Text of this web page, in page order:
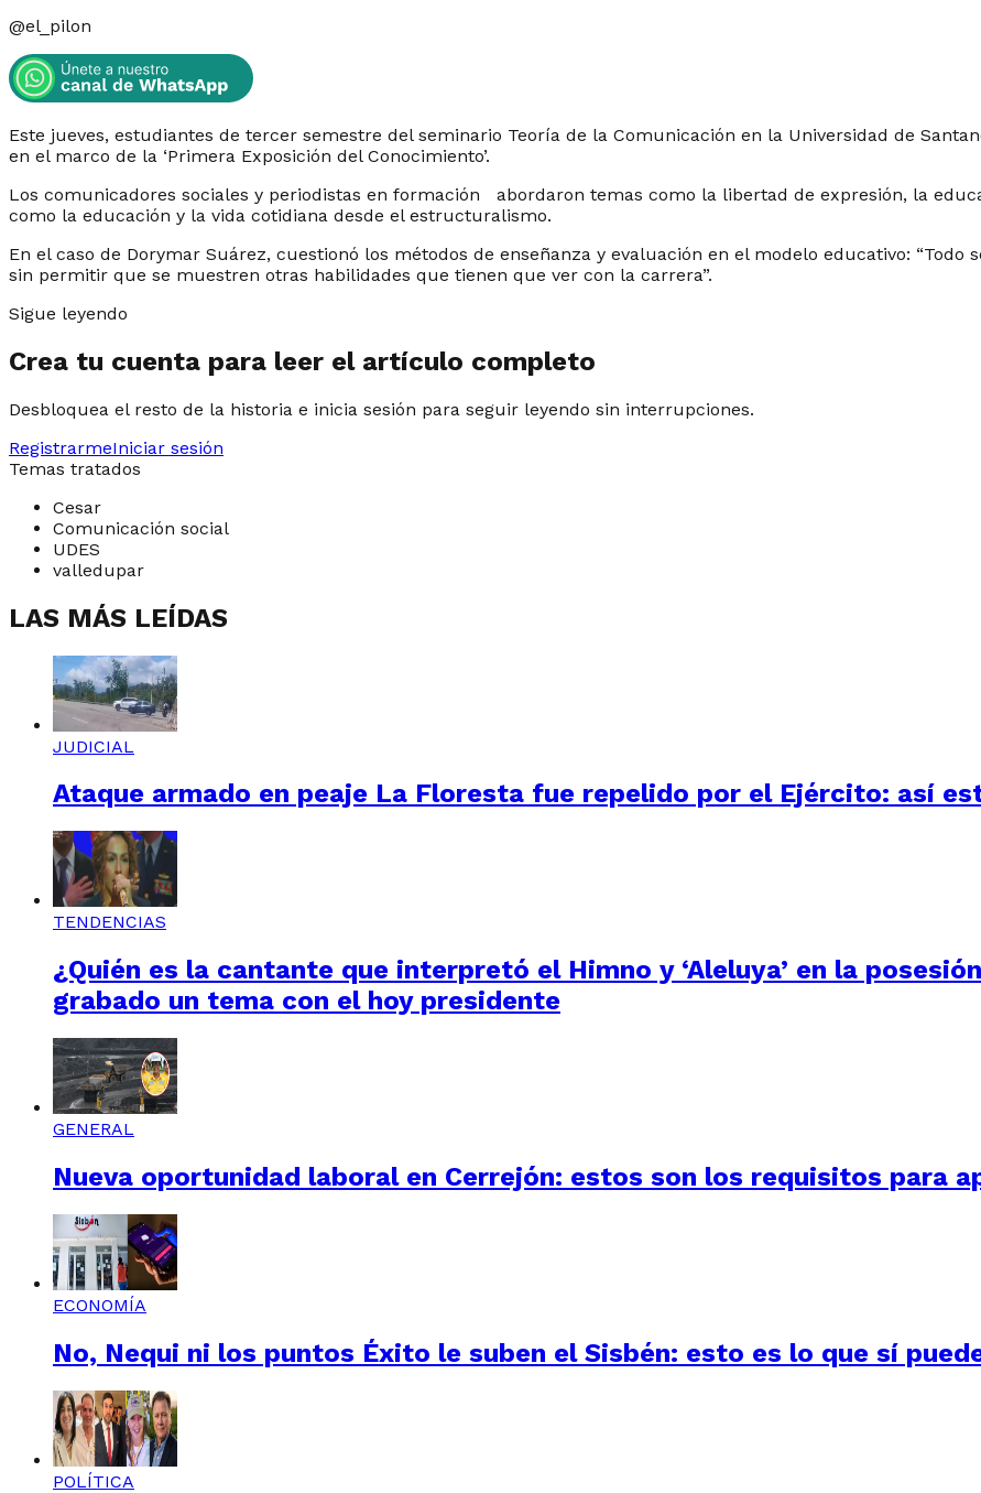
@el_pilon
Este jueves, estudiantes de tercer semestre del seminario Teoría de la Comunicación en la Universidad de
en el marco de la ‘Primera Exposición del Conocimiento’.
Los comunicadores sociales y periodistas en formación abordaron temas como la libertad de expresión, la
como la educación y la vida cotidiana desde el estructuralismo.
En el caso de Dorymar Suárez, cuestionó los métodos de enseñanza y evaluación en el modelo educativo: “Todo
sin permitir que se muestren otras habilidades que tienen que ver con la carrera”.
Sigue leyendo
Crea tu cuenta para leer el artículo completo
Desbloquea el resto de la historia e inicia sesión para seguir leyendo sin interrupciones.
RegistrarmeIniciar sesión
Temas tratados
Cesar
Comunicación social
UDES
valledupar
LAS MÁS LEÍDAS
JUDICIAL
Ataque armado en peaje La Floresta fue repelido por el Ejército: así
TENDENCIAS
¿Quién es la cantante que interpretó el Himno y ‘Aleluya’ en la
grabado un tema con el hoy presidente
GENERAL
Nueva oportunidad laboral en Cerrejón: estos son los requisitos para
ECONOMÍA
No, Nequi ni los puntos Éxito le suben el Sisbén: esto es lo que sí
POLÍTICA